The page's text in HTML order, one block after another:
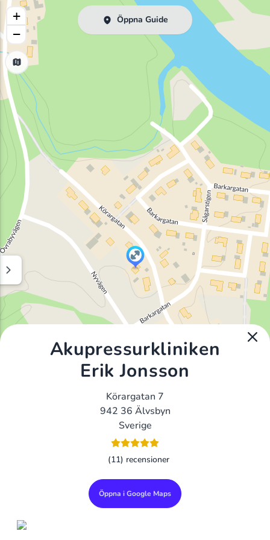
Öppna Guide
+
−
Akupressurkliniken
Erik Jonsson
Körargatan 7
942 36 Älvsbyn
Sverige
(11) recensioner
Öppna i Google Maps